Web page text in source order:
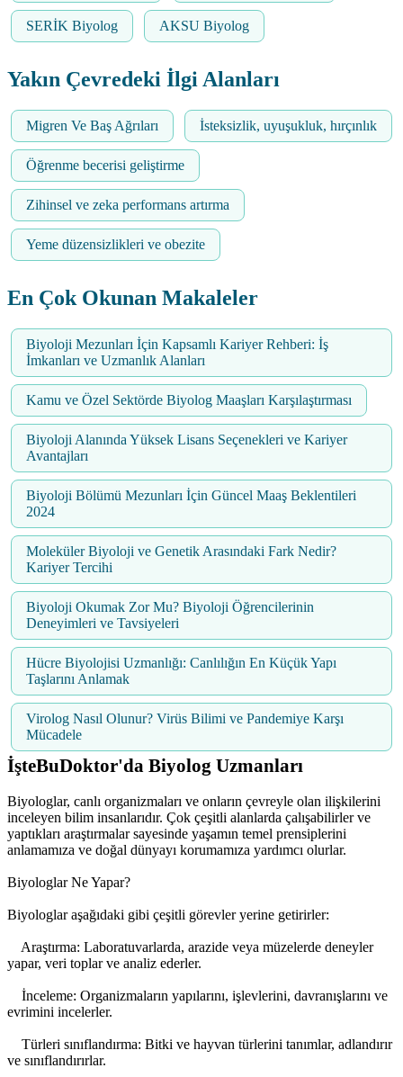
SERİK Biyolog AKSU Biyolog
Yakın Çevredeki İlgi Alanları
Migren Ve Baş Ağrıları İsteksizlik, uyuşukluk, hırçınlık
Öğrenme becerisi geliştirme
Zihinsel ve zeka performans artırma
Yeme düzensizlikleri ve obezite
En Çok Okunan Makaleler
Biyoloji Mezunları İçin Kapsamlı Kariyer Rehberi: İş
İmkanları ve Uzmanlık Alanları
Kamu ve Özel Sektörde Biyolog Maaşları Karşılaştırması
Biyoloji Alanında Yüksek Lisans Seçenekleri ve Kariyer
Avantajları
Biyoloji Bölümü Mezunları İçin Güncel Maaş Beklentileri
2024
Moleküler Biyoloji ve Genetik Arasındaki Fark Nedir?
Kariyer Tercihi
Biyoloji Okumak Zor Mu? Biyoloji Öğrencilerinin
Deneyimleri ve Tavsiyeleri
Hücre Biyolojisi Uzmanlığı: Canlılığın En Küçük Yapı
Taşlarını Anlamak
Virolog Nasıl Olunur? Virüs Bilimi ve Pandemiye Karşı
Mücadele
İşteBuDoktor'da Biyolog Uzmanları
Biyologlar, canlı organizmaları ve onların çevreyle olan ilişkilerini
inceleyen bilim insanlarıdır. Çok çeşitli alanlarda çalışabilirler ve
yaptıkları araştırmalar sayesinde yaşamın temel prensiplerini
anlamamıza ve doğal dünyayı korumamıza yardımcı olurlar.
Biyologlar Ne Yapar?
Biyologlar aşağıdaki gibi çeşitli görevler yerine getirirler:
Araştırma: Laboratuvarlarda, arazide veya müzelerde deneyler
yapar, veri toplar ve analiz ederler.
İnceleme: Organizmaların yapılarını, işlevlerini, davranışlarını ve
evrimini incelerler.
Türleri sınıflandırma: Bitki ve hayvan türlerini tanımlar, adlandırır
ve sınıflandırırlar.